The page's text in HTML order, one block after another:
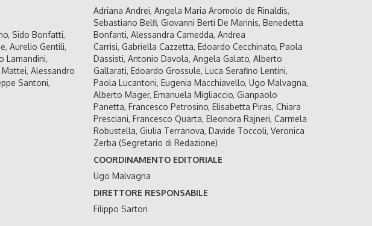
Sido Bonfatti,
Aurelio Gentili,
Lamandini,
Alessandro
Santoni,
Adriana Andrei, Angela Maria Aromolo de Rinaldis,
Sebastiano Belfi, Giovanni Berti De Marinis, Benedetta
Bonfanti, Alessandra Camedda, Andrea
Carrisi, Gabriella Cazzetta, Edoardo Cecchinato, Paola
Dassisti, Antonio Davola, Angela Galato, Alberto
Gallarati, Edoardo Grossule, Luca Serafino Lentini,
Paola Lucantoni, Eugenia Macchiavello, Ugo Malvagna,
Alberto Mager, Emanuela Migliaccio, Gianpaolo
Panetta, Francesco Petrosino, Elisabetta Piras, Chiara
Presciani, Francesco Quarta, Eleonora Rajneri, Carmela
Robustella, Giulia Terranova, Davide Toccoli, Veronica
Zerba (Segretario di Redazione)
COORDINAMENTO EDITORIALE
Ugo Malvagna
DIRETTORE RESPONSABILE
Filippo Sartori